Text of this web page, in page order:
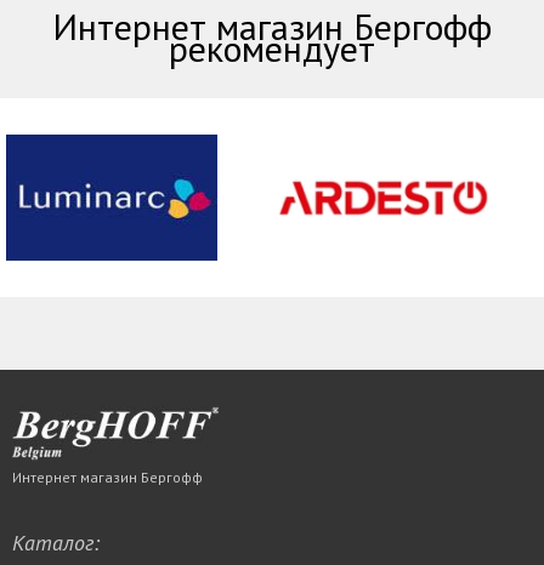
Интернет магазин Бергофф
рекомендует
Интернет магазин Бергофф
Каталог: